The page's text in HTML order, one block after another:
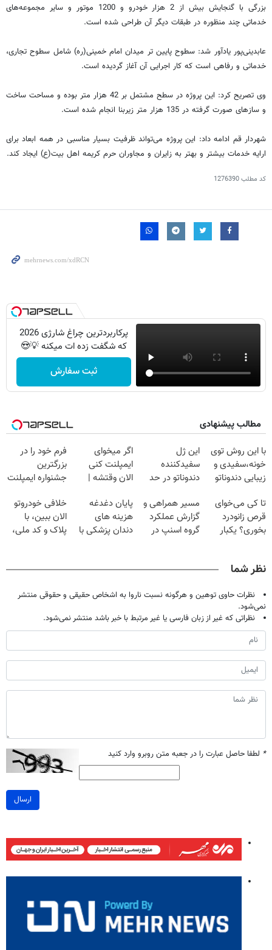
بزرگی با گنجایش بیش از 2 هزار خودرو و 1200 موتور و سایر مجموعه‌های
خدماتی چند منظوره در طبقات دیگر آن طراحی شده است.
عابدینی‌پور یادآور شد: سطوح پایین تر میدان امام خمینی(ره) شامل سطوح تجاری،
خدماتی و رفاهی است که کار اجرایی آن آغاز گردیده است.
وی تصریح کرد: این پروژه در سطح مشتمل بر 42 هزار متر بوده و مساحت ساخت
و سازهای صورت گرفته در 135 هزار متر زیربنا انجام شده است.
شهردار قم ادامه داد: این پروژه می‌تواند ظرفیت بسیار مناسبی در همه ابعاد برای
ارایه خدمات بیشتر و بهتر به زایران و مجاوران حرم کریمه اهل بیت(ع) ایجاد کند.
کد مطلب1276390
پرکاربردترین چراغ شارژی 2026
که شگفت زده ات میکنه 💡😍
ثبت سفارش
مطالب پیشنهادی
با این روش توی
خونه،سفیدی و
زیبایی دندوناتو
(40%off)
این ژل
سفیدکننده
دندوناتو در حد
میکنه
(40%تخفیف)
اگر میخوای
ایمپلنت کنی
الان وقتشه |
میلیون تومان!!!
فرم خود را در
بزرگترین
جشنواره ایمپلنت
فقط ۲۵ میلیون
تا کی می‌خوای
قرص زانودرد
بخوری؟ یکبار
مسیر همراهی و
گزارش عملکرد
گروه اسنپ در
پایان دغدغه
هزینه های
دندان پزشکی با
خلافی خودروتو
الان ببین، با
پلاک و کد ملی،
نظر شما
نظرات حاوی توهین و هرگونه نسبت ناروا به اشخاص حقیقی و حقوقی منتشر
نمی‌شود.
نظراتی که غیر از زبان فارسی یا غیر مرتبط با خبر باشد منتشر نمی‌شود.
* لطفا حاصل عبارت را در جعبه متن روبرو وارد کنید
ارسال